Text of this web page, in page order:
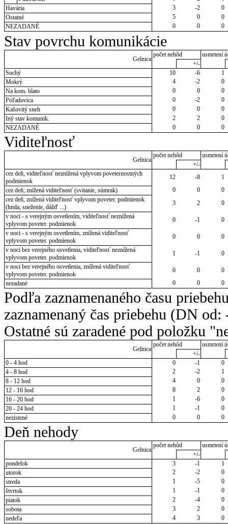
Havária
3 -2
0
Ostatné
5 0
0
NEZADANÉ
0 0 0
Stav povrchu komunikácie
Gelnica
počet nehôd
usmrtení
+/-
Suchý
10 -6
1
Mokrý
4 -2
0
Na kom. blato
0 0
0
Poľadovica
0 -2
0
Kašovitý sneh
0 0
0
Iný stav komunik.
2 2
0
NEZADANÉ
0 0 0
Viditeľnosť
Gelnica
počet nehôd
usmrtení
+/-
cez deň, viditeľnosť neznížená vplyvom poveternostných
podmienok
12 -8
1
cez deň, znížená viditeľnosť (svitanie, súmrak)
0 0
0
cez deň, znížená viditeľnosť vplyvom poveter. podmienok
(hmla, sneženie, dážď ...)
3 2
0
v noci - s verejným osvetlením, viditeľnosť neznížená
vplyvom poveter. podmienok
0 -1
0
v noci - s verejným osvetlením, znížená viditeľnosť
vplyvom poveter. podmienok
0 0
0
v noci bez verejného osvetlenia, viditeľnosť neznížená
vplyvom poveter. podmienok
1 -1
0
v noci bez verejného osvetlenia, znížená viditeľnosť
vplyvom poveter. podmienok
0 0
0
nezadané
0 0 0
Podľa zaznamenaného času
zaznamenaný čas priebehu (DN
Ostatné sú zaradené pod položku
Gelnica
počet nehôd
usmrtení
+/-
0 - 4 hod
0 -1
0
4 - 8 hod
2 -2
1
8 - 12 hod
4 0
0
12 - 16 hod
8 2
0
16 - 20 hod
1 -6
0
20 - 24 hod
1 -1
0
nezistené
0 0 0
Deň nehody
Gelnica
počet nehôd
usmrtení
+/-
pondelok
3 -1
1
utorok
2 -2
0
streda
1 -5
0
štvrtok
1 -1
0
piatok
2 -4
0
sobota
3 2
0
nedeľa
4 3 0